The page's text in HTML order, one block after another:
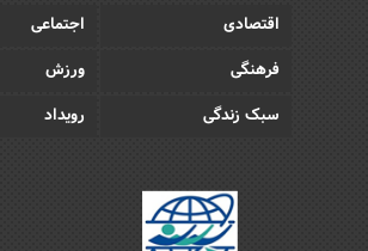
اقتصادی
اجتماعی
فرهنگی
ورزش
سبک زندگی
رویداد